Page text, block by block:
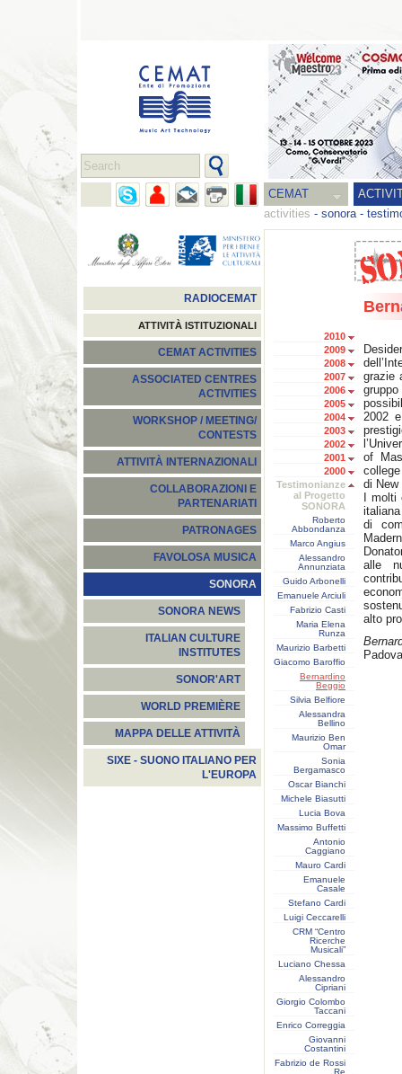
CEMAT
activities - sonora-
RADIOCEMAT
ATTIVITÀ ISTITUZIONALI
CEMAT ACTIVITIES
ASSOCIATED CENTRES
ACTIVITIES
WORKSHOP / MEETING/
CONTESTS
ATTIVITÀ INTERNAZIONALI
COLLABORAZIONI E
PARTENARIATI
PATRONAGES
FAVOLOSA MUSICA
SONORA
SONORA NEWS
ITALIAN CULTURE
INSTITUTES
SONOR'ART
WORLD PREMIÈRE
MAPPA DELLE ATTIVITÀ
SIXE - SUONO ITALIANO PER
L'EUROPA
2010
2009
2008
2007
2006
2005
2004
2003
2002
2001
2000
Testimonianze
al Progetto
SONORA
Roberto
Abbondanza
Marco Angius
Alessandro
Annunziata
Guido Arbonelli
Emanuele Arciuli
Fabrizio Casti
Maria Elena
Runza
Maurizio Barbetti
Giacomo Baroffio
Bernardino
Beggio
Silvia Belfiore
Alessandra
Bellino
Maurizio Ben
Omar
Sonia
Bergamasco
Oscar Bianchi
Michele Biasutti
Lucia Bova
Massimo Buffetti
Antonio
Caggiano
Mauro Cardi
Emanuele
Casale
Stefano Cardi
Luigi Ceccarelli
CRM “Centro
Ricerche
Musicali”
Luciano Chessa
Alessandro
Cipriani
Giorgio Colombo
Taccani
Enrico Correggia
Giovanni
Costantini
Fabrizio de Rossi
Re
grazie
2002
of
di New
I
di
alle
alto